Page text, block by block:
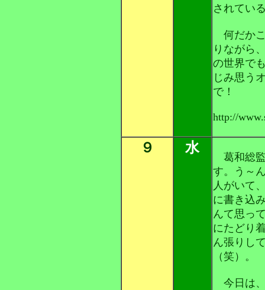
されてい
何だかこ
りながら
の世界で
じみ思う
で！
http://
９ 水
葛和総監
す。う～
人がいて
に書き込
んて思っ
にたどり
ん張りし
（笑）。
今日は、